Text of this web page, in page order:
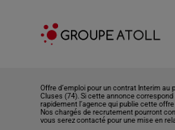
Offre d’emploi pour un contrat Interim au
Cluses (74). Si cette annonce
rapidement l’agence qui publie cette
Nos chargés de recrutement pourront
vous serez contacté pour une mise en